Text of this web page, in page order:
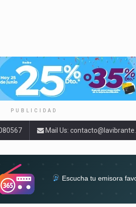
PUBLICIDAD
Mail Us:
Escucha tu emisora